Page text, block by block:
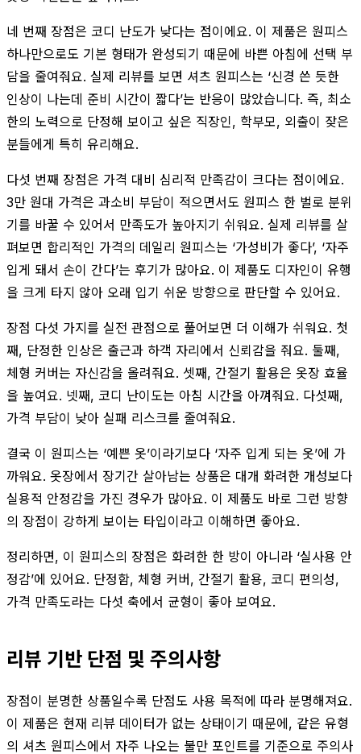
네 번째 장점은 코디 난도가 낮다는 점이에요. 이 제품은 원피스
하나만으로도 기본 형태가 완성되기 때문에 바쁜 아침에 선택 부
담을 줄여줘요. 실제 리뷰를 보면 셔츠 원피스는 ‘신경 쓴 듯한
인상이 나는데 준비 시간이 짧다’는 반응이 많았습니다. 즉, 최소
한의 노력으로 단정해 보이고 싶은 직장인, 학부모, 외출이 잦은
분들에게 특히 유리해요.
다섯 번째 장점은 가격 대비 심리적 만족감이 크다는 점이에요.
3만 원대 가격은 과소비 부담이 적으면서도 원피스 한 벌로 분위
기를 바꿀 수 있어서 만족도가 높아지기 쉬워요. 실제 리뷰를 살
펴보면 합리적인 가격의 데일리 원피스는 ‘가성비가 좋다’, ‘자주
입게 돼서 손이 간다’는 후기가 많아요. 이 제품도 디자인이 유행
을 크게 타지 않아 오래 입기 쉬운 방향으로 판단할 수 있어요.
장점 다섯 가지를 실전 관점으로 풀어보면 더 이해가 쉬워요. 첫
째, 단정한 인상은 출근과 하객 자리에서 신뢰감을 줘요. 둘째,
체형 커버는 자신감을 올려줘요. 셋째, 간절기 활용은 옷장 효율
을 높여요. 넷째, 코디 난이도는 아침 시간을 아껴줘요. 다섯째,
가격 부담이 낮아 실패 리스크를 줄여줘요.
결국 이 원피스는 ‘예쁜 옷’이라기보다 ‘자주 입게 되는 옷’에 가
까워요. 옷장에서 장기간 살아남는 상품은 대개 화려한 개성보다
실용적 안정감을 가진 경우가 많아요. 이 제품도 바로 그런 방향
의 장점이 강하게 보이는 타입이라고 이해하면 좋아요.
정리하면, 이 원피스의 장점은 화려한 한 방이 아니라 ‘실사용 안
정감’에 있어요. 단정함, 체형 커버, 간절기 활용, 코디 편의성,
가격 만족도라는 다섯 축에서 균형이 좋아 보여요.
리뷰 기반 단점 및 주의사항
장점이 분명한 상품일수록 단점도 사용 목적에 따라 분명해져요.
이 제품은 현재 리뷰 데이터가 없는 상태이기 때문에, 같은 유형
의 셔츠 원피스에서 자주 나오는 불만 포인트를 기준으로 주의사